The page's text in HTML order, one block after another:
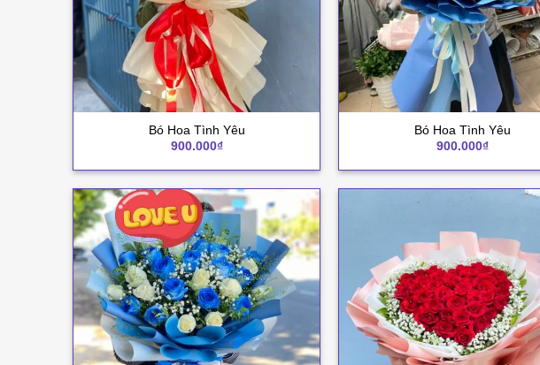
Bó Hoa Tình Yêu
900.000₫
Bó Hoa Tình Yêu
900.000₫